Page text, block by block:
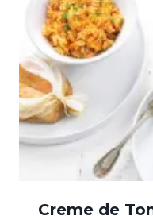
Creme de